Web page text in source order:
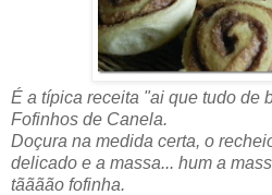
É a típica receita "ai que tudo de
Fofinhos de Canela.
Doçura na medida certa, o
delicado e a massa... hum a
tãããão fofinha.